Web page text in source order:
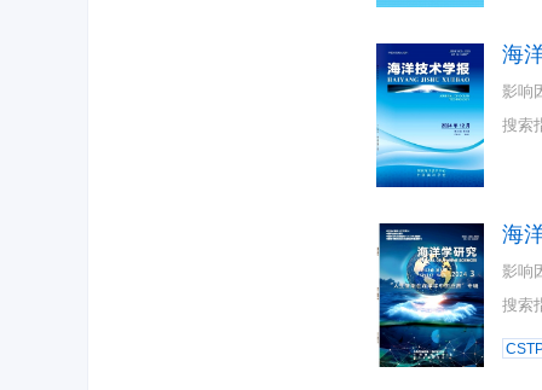
海
影响
搜索
海
影响
搜索